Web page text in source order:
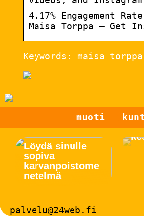
4.17% Engagement
Maisa Torppa – Get
Keywords: maisa
muoti
Löydä sinulle
sopiva
karvanpoistome
netelmä
palvelu@24web.fi